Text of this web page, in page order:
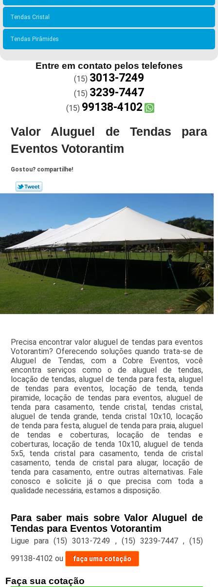
Tendas Cristal
Tendas Pirâmides
Entre em contato pelos telefones
(15) 3013-7249
(15) 3239-7447
(15) 99138-4102
Valor Aluguel de Tendas para
Eventos Votorantim
Gostou? compartilhe!
Precisa encontrar valor aluguel de tendas para eventos
Votorantim? Oferecendo soluções quando trata-se de
Aluguel de Tendas, com a Cobre Eventos, você
encontra serviços como o de aluguel de tendas,
locação de tendas, aluguel de tenda para festa, aluguel
de tendas para eventos, locação de tenda, tenda
piramide, locação de tendas para eventos, aluguel de
tenda para casamento, tende cristal, tendas cristal,
aluguel de tenda grande, tenda cristal 10x10, locação
de tenda para festa, aluguel de tenda para praia, aluguel
de tendas e coberturas, locação de tendas e
coberturas, locação de tenda 10x10, aluguel de tenda
5x5, tenda cristal para casamento, tenda de cristal
casamento, tenda de cristal para alugar, locação de
tenda para casamento, entre outras alternativas. Fale
conosco e solicite já o que precisa com toda a
qualidade necessária, estamos a disposição.
Para saber mais sobre Valor Aluguel de
Tendas para Eventos Votorantim
Ligue para(15) 3013-7249 , (15) 3239-7447 ,(15)
99138-4102 ou faça uma cotação
Faça sua cotação